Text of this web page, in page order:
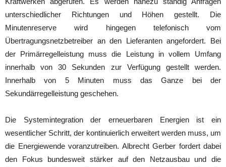
unterschiedlicher Richtungen und Höhen gestellt. Die
Minutenreserve wird hingegen telefonisch vom
Übertragungsnetzbetreiber an den Lieferanten angefordert. Bei
der Primärregelleistung muss die Leistung in vollem Umfang
innerhalb von 30 Sekunden zur Verfügung gestellt werden.
Innerhalb von 5 Minuten muss das Ganze bei der
Sekundärregelleistung geschehen.
Die Systemintegration der erneuerbaren Energien ist ein
wesentlicher Schritt, der kontinuierlich erweitert werden muss, um
die Energiewende voranzutreiben. Albrecht Gerber fordert dabei
den Fokus bundesweit stärker auf den Netzausbau und die